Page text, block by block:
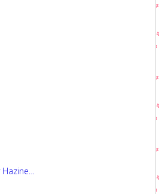
Hazine…